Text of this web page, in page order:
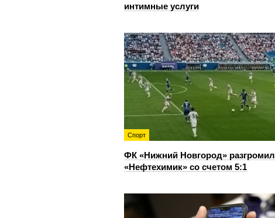
интимные услуги
Спорт
ФК «Нижний Новгород» разгромил
«Нефтехимик» со счетом 5:1